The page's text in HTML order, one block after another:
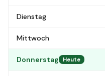
Dienstag
Mittwoch
Donnerstag Heute